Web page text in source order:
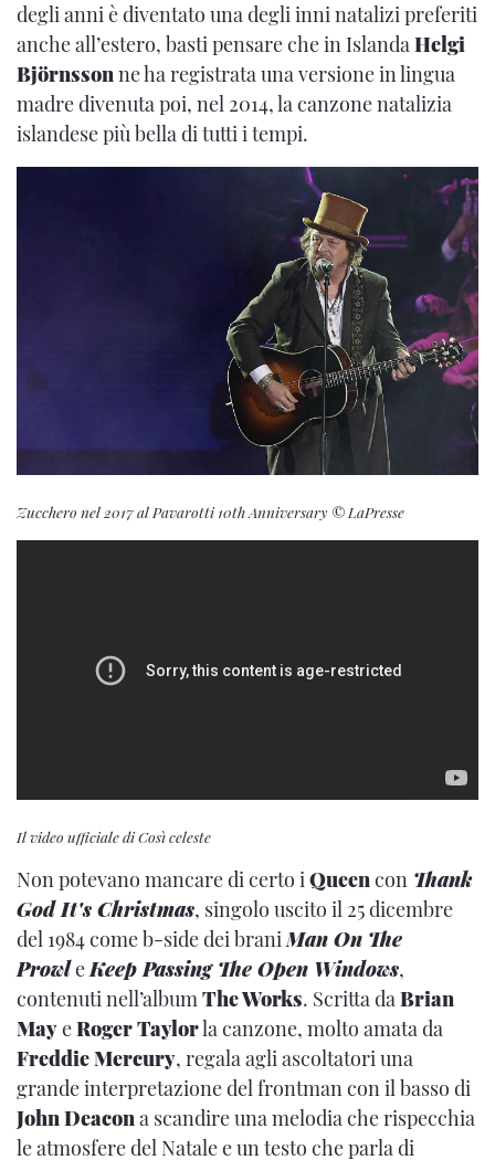
degli anni è diventato una degli inni natalizi preferiti
anche all’estero, basti pensare che in IslandaHelgi
Björnssonne ha registrata una versione in lingua
madre divenuta poi, nel 2014, la canzone natalizia
islandese più bella di tutti i tempi.
Zucchero nel 2017 al Pavarotti 10th Anniversary © LaPresse
Il video ufficiale di Così celeste
Non potevano mancare di certo i Queen con Thank
God It's Christmas, singolo uscito il 25 dicembre
del 1984 come b-side dei brani Man On The
Prowle Keep Passing The Open Windows,
contenuti nell’album The Works. Scritta da Brian
MayeRoger Taylorla canzone, molto amata da
Freddie Mercury, regala agli ascoltatori una
grande interpretazione del frontman con il basso di
John Deacon a scandire una melodia che rispecchia
le atmosfere del Natale e un testo che parla di